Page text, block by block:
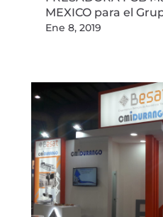
MEXICO para el
Ene 8, 2019